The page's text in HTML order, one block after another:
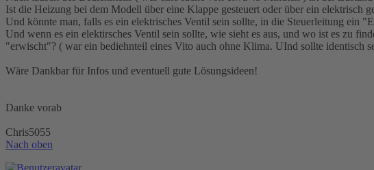
Ist die Heizung bei dem Modell über eine Klappe gesteuert oder über ein elektrisch
Und könnte man, falls es ein elektrisches Ventil sein sollte, in die Steuerleitung ein
Und wenn es ein elektirsches Ventil sein sollte, wie sieht es aus, und wo ist es zu
"erwischt"? ( war ein bediehnteil eines Vito auch ohne Klima. UInd sollte identisch
Wäre Dankbar für Infos und eventuell gute Lösungsideen!
Danke vorab
Chris5055
Nach oben